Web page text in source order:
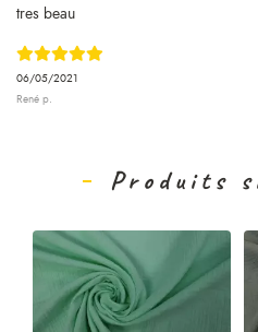
06/05/2021
René p.
tres beau
Produits